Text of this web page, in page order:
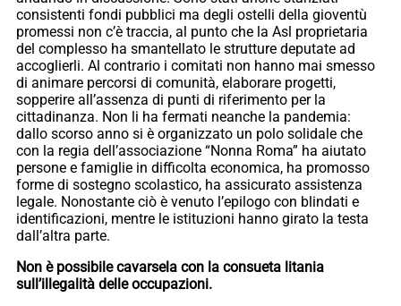
consistenti fondi pubblici ma degli ostelli della gioventù
promessi non c’è traccia, al punto che la Asl proprietaria
del complesso ha smantellato le strutture deputate ad
accoglierli. Al contrario i comitati non hanno mai smesso
di animare percorsi di comunità, elaborare progetti,
sopperire all’assenza di punti di riferimento per la
cittadinanza. Non li ha fermati neanche la pandemia:
dallo scorso anno si è organizzato un polo solidale che
con la regia dell’associazione “Nonna Roma” ha aiutato
persone e famiglie in difficolta economica, ha promosso
forme di sostegno scolastico, ha assicurato assistenza
legale. Nonostante ciò è venuto l’epilogo con blindati e
identificazioni, mentre le istituzioni hanno girato la testa
dall’altra parte.
Non è possibile cavarsela con la consueta litania
sull’illegalità delle occupazioni.